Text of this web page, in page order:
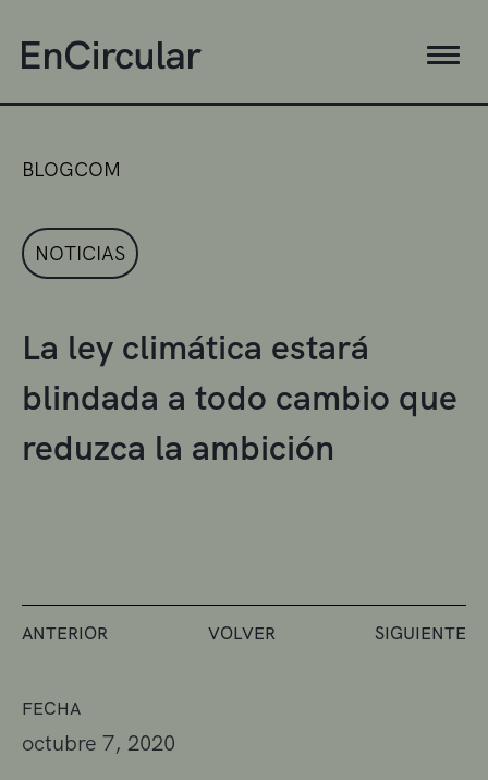
FECHA
octubre 7, 2020
BLOGCOM
NOTICIAS
La ley climática estará
blindada a todo cambio que
reduzca la ambición
ANTERIOR VOLVER SIGUIENTE